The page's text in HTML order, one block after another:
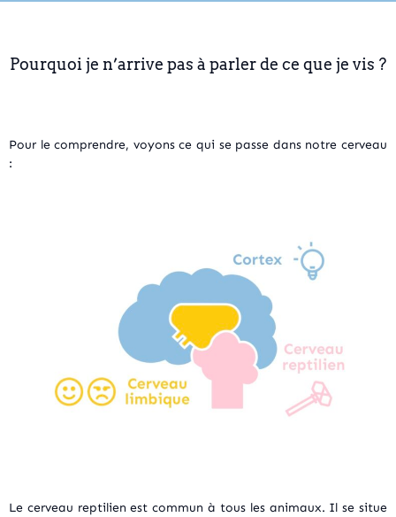
Pourquoi je n’arrive pas à parler de ce que je vis ?
Pour le comprendre, voyons ce qui se passe dans notre cerveau
:
Le cerveau reptilien est commun à tous les animaux. Il se situe